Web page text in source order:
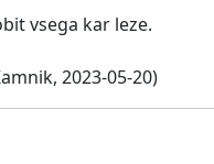
vsega kar leze.
2023-05-20)